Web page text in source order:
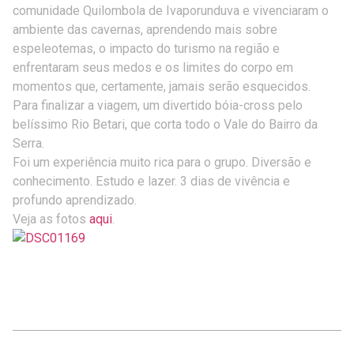
comunidade Quilombola de Ivaporunduva e vivenciaram o
ambiente das cavernas, aprendendo mais sobre
espeleotemas, o impacto do turismo na região e
enfrentaram seus medos e os limites do corpo em
momentos que, certamente, jamais serão esquecidos.
Para finalizar a viagem, um divertido bóia-cross pelo
belíssimo Rio Betari, que corta todo o Vale do Bairro da
Serra.
Foi um experiência muito rica para o grupo. Diversão e
conhecimento. Estudo e lazer. 3 dias de vivência e
profundo aprendizado.
Veja as fotos aqui.